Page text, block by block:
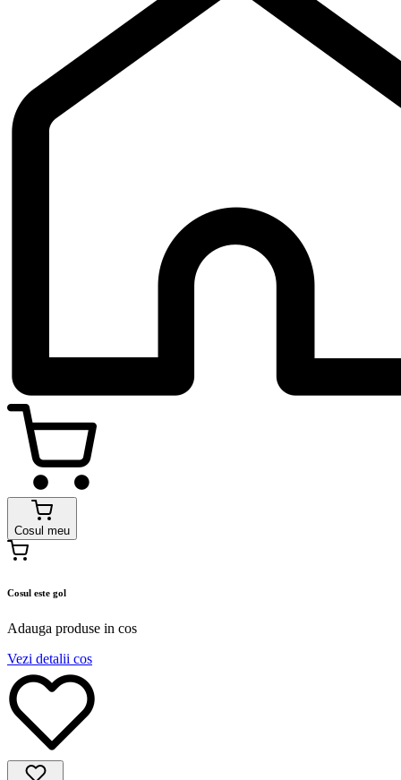
Cosul meu
Cosul este gol
Adauga produse in cos
Vezi detalii cos